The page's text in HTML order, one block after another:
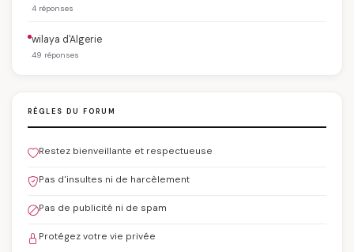
4 réponses
wilaya d'Algerie
49 réponses
RÈGLES DU FORUM
Restez bienveillante et respectueuse
Pas d'insultes ni de harcèlement
Pas de publicité ni de spam
Protégez votre vie privée